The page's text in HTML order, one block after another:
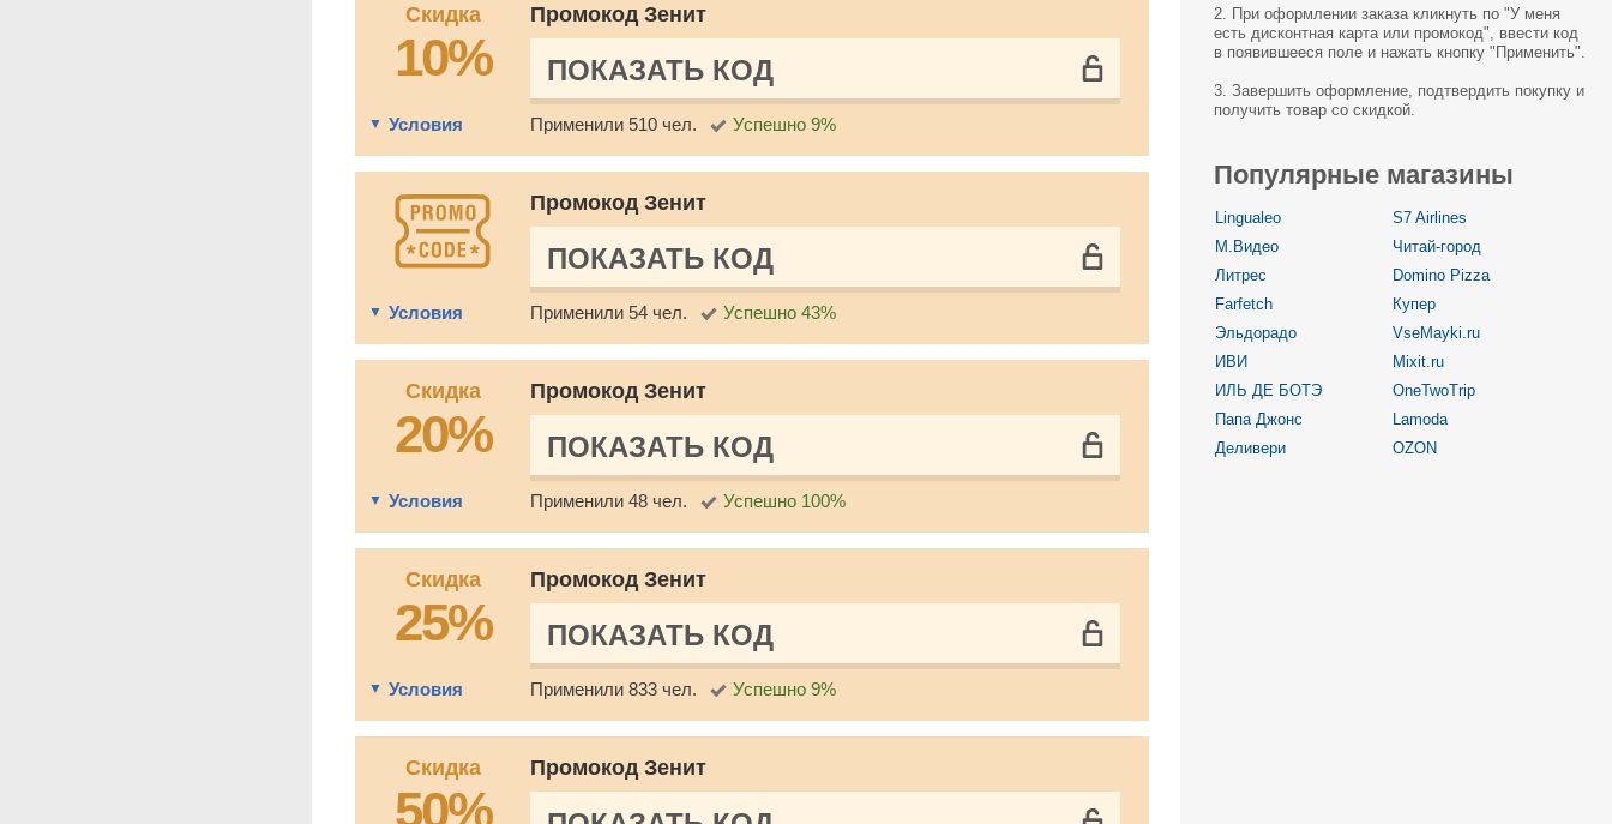
Скидка
10%
Промокод Зенит
ПОКАЗАТЬ КОД
Условия Применили 510 чел. Успешно 9%
Промокод Зенит
ПОКАЗАТЬ КОД
Условия Применили 54 чел. Успешно 43%
Скидка
20%
Промокод Зенит
ПОКАЗАТЬ КОД
Условия Применили 48 чел. Успешно 100%
Скидка
25%
Промокод Зенит
ПОКАЗАТЬ КОД
Условия Применили 833 чел. Успешно 9%
Скидка
50%
Промокод Зенит
2. При оформлении заказа кликнуть по "У меня
есть дисконтная карта или промокод", ввести код
в появившееся поле и нажать кнопку "Применить".
3. Завершить оформление, подтвердить покупку и
получить товар со скидкой.
Популярные магазины
Lingualeo
S7 Airlines
М.Видео
Читай-город
Литрес
Domino Pizza
Farfetch
Купер
Эльдорадо
VseMayki.ru
ИВИ
Mixit.ru
ИЛЬ ДЕ БОТЭ
OneTwoTrip
Папа Джонс
Lamoda
Деливери
OZON